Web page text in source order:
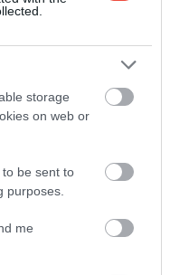
storage
on web or
be sent to
purposes.
me
AZ ÁGYI
felderítését
poloskák akár egy évig
nélkül. Tanácsa
érdemes minden
különösen a
környékét.
az
székeket, valamint